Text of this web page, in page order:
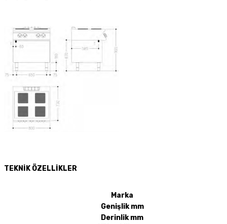
TEKNİK ÖZELLİKLER
Marka
Genişlik mm
Derinlik mm